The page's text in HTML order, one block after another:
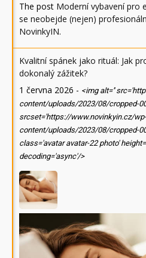
The post Moderní vybavení pro
se neobejde (nejen)
NovinkyIN.
Kvalitní spánek jako rituál: Jak
dokonalý zážitek?
1 června 2026 - <img alt=''
content/uploads/2023/08/cropped-
srcset='https://www.novinkyin.cz/wp-
content/uploads/2023/08/cropped-
class='avatar avatar-22 photo'
decoding='async'/>